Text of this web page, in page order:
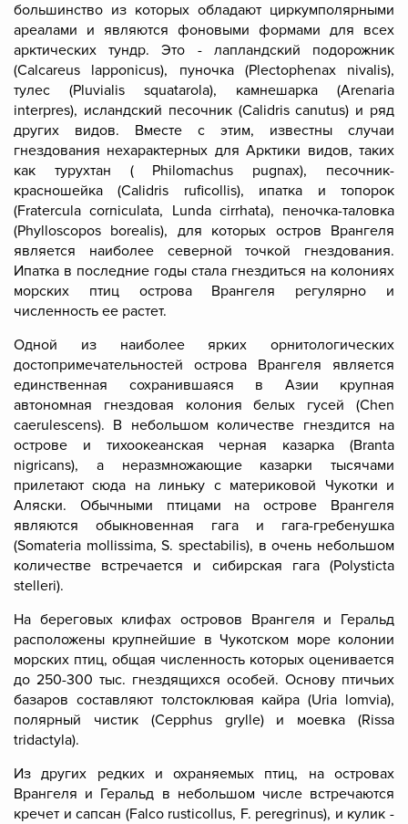
большинство из которых обладают циркумполярными
ареалами и являются фоновыми формами для всех
арктических тундр. Это - лапландский подорожник
(Calcareus lapponicus), пуночка (Plectophenax nivalis),
тулес (Pluvialis squatarola), камнешарка (Arenaria
interpres), исландский песочник (Calidris canutus) и ряд
других видов. Вместе с этим, известны случаи
гнездования нехарактерных для Арктики видов, таких
как турухтан ( Philomachus pugnax), песочник-
красношейка (Calidris ruficollis), ипатка и топорок
(Fratercula corniculata, Lunda cirrhata), пеночка-таловка
(Phylloscopos borealis), для которых остров Врангеля
является наиболее северной точкой гнездования.
Ипатка в последние годы стала гнездиться на колониях
морских птиц острова Врангеля регулярно и
численность ее растет.
Одной из наиболее ярких орнитологических
достопримечательностей острова Врангеля является
единственная сохранившаяся в Азии крупная
автономная гнездовая колония белых гусей (Chen
caerulescens). В небольшом количестве гнездится на
острове и тихоокеанская черная казарка (Branta
nigricans), а неразмножающие казарки тысячами
прилетают сюда на линьку с материковой Чукотки и
Аляски. Обычными птицами на острове Врангеля
являются обыкновенная гага и гага-гребенушка
(Somateria mollissima, S. spectabilis), в очень небольшом
количестве встречается и сибирская гага (Polysticta
stelleri).
На береговых клифах островов Врангеля и Геральд
расположены крупнейшие в Чукотском море колонии
морских птиц, общая численность которых оценивается
до 250-300 тыс. гнездящихся особей. Основу птичьих
базаров составляют толстоклювая кайра (Uria lomvia),
полярный чистик (Cepphus grylle) и моевка (Rissa
tridactyla).
Из других редких и охраняемых птиц, на островах
Врангеля и Геральд в небольшом числе встречаются
кречет и сапсан (Falco rusticollus, F. peregrinus), и кулик -